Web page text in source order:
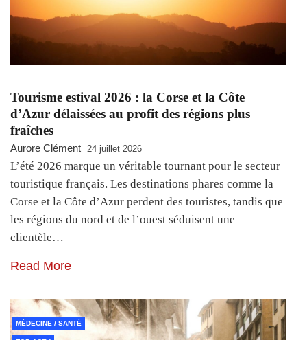
Tourisme estival 2026 : la Corse et la Côte
d’Azur délaissées au profit des régions plus
fraîches
Aurore Clément 24 juillet 2026
L’été 2026 marque un véritable tournant pour le secteur
touristique français. Les destinations phares comme la
Corse et la Côte d’Azur perdent des touristes, tandis que
les régions du nord et de l’ouest séduisent une
clientèle…
Read More
MÉDECINE / SANTÉ